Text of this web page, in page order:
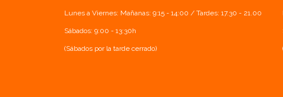
Lunes a Viernes: Mañanas: 9:15 - 14:00 / Tardes: 17.30 - 21.00
Sábados: 9:00 - 13:30h
(Sábados por la tarde cerrado)